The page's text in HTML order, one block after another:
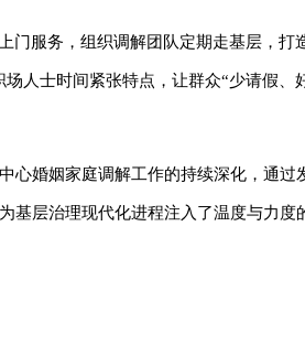
门服务，组织调解团队定期走基层，
场人士时间紧张特点，让群众“少请假
心婚姻家庭调解工作的持续深化，通
基层治理现代化进程注入了温度与力度